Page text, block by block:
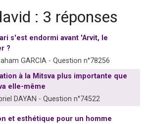
: 3 réponses
s'est endormi avant 'Arvit, le
?
GARCIA - Question n°78256
à la Mitsva plus importante que
elle-même
DAYAN - Question n°74522
et esthétique pour un homme